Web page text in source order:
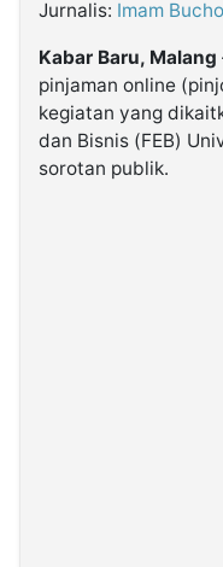
Kabarbaru.co
2026
Jurnalis: Imam
Kabar Baru, Malang
pinjaman online
kegiatan yang
dan Bisnis (FEB)
sorotan publik.